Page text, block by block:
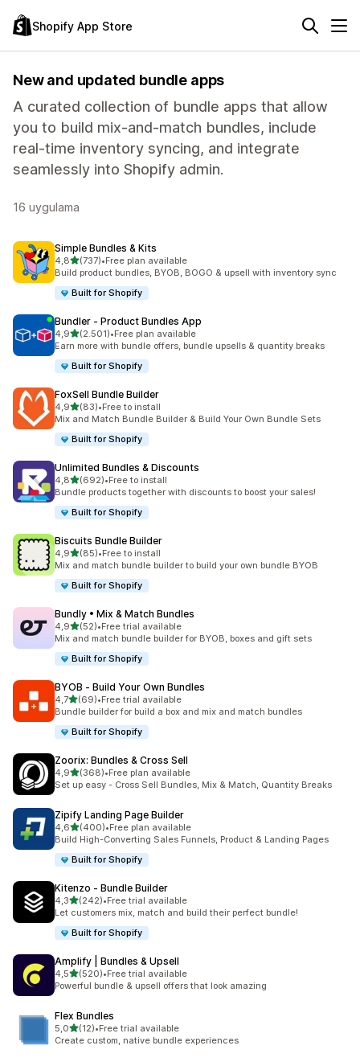
Shopify App Store
New and updated bundle apps
A curated collection of bundle apps that allow
you to build mix-and-match bundles, include
real-time inventory syncing, and integrate
seamlessly into Shopify admin.
16 uygulama
Simple Bundles & Kits
4,85 yıldız üzerinden
(737)
toplam 737 değerlendirme
•Free plan available
Build product bundles, BYOB, BOGO & upsell with inventory sync
Built for Shopify
Bundler ‑ Product Bundles App
4,95 yıldız üzerinden
(2.501)
toplam 2501 değerlendirme
•Free plan available
Earn more with bundle offers, bundle upsells & quantity breaks
Built for Shopify
FoxSell Bundle Builder
4,95 yıldız üzerinden
(83)
toplam 83 değerlendirme
•Free to install
Mix and Match Bundle Builder & Build Your Own Bundle Sets
Built for Shopify
Unlimited Bundles & Discounts
4,85 yıldız üzerinden
(692)
toplam 692 değerlendirme
•Free to install
Bundle products together with discounts to boost your sales!
Built for Shopify
Biscuits Bundle Builder
4,95 yıldız üzerinden
(85)
toplam 85 değerlendirme
•Free to install
Mix and match bundle builder to build your own bundle BYOB
Built for Shopify
Bundly • Mix & Match Bundles
4,95 yıldız üzerinden
(52)
toplam 52 değerlendirme
•Free trial available
Mix and match bundle builder for BYOB, boxes and gift sets
Built for Shopify
BYOB ‑ Build Your Own Bundles
4,75 yıldız üzerinden
(69)
toplam 69 değerlendirme
•Free trial available
Bundle builder for build a box and mix and match bundles
Built for Shopify
Zoorix: Bundles & Cross Sell
4,95 yıldız üzerinden
(368)
toplam 368 değerlendirme
•Free plan available
Set up easy - Cross Sell Bundles, Mix & Match, Quantity Breaks
Zipify Landing Page Builder
4,65 yıldız üzerinden
(400)
toplam 400 değerlendirme
•Free plan available
Build High-Converting Sales Funnels, Product & Landing Pages
Built for Shopify
Kitenzo ‑ Bundle Builder
4,35 yıldız üzerinden
(242)
toplam 242 değerlendirme
•Free trial available
Let customers mix, match and build their perfect bundle!
Built for Shopify
Amplify | Bundles & Upsell
4,55 yıldız üzerinden
(520)
toplam 520 değerlendirme
•Free trial available
Powerful bundle & upsell offers that look amazing
Flex Bundles
5,05 yıldız üzerinden
(12)
toplam 12 değerlendirme
•Free trial available
Create custom, native bundle experiences